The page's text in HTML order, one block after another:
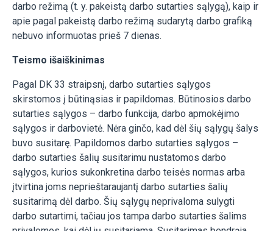
darbo režimą (t. y. pakeistą darbo sutarties sąlygą), kaip ir
apie pagal pakeistą darbo režimą sudarytą darbo grafiką
nebuvo informuotas prieš 7 dienas.
Teismo išaiškinimas
Pagal DK 33 straipsnį, darbo sutarties sąlygos
skirstomos į būtinąsias ir papildomas. Būtinosios darbo
sutarties sąlygos – darbo funkcija, darbo apmokėjimo
sąlygos ir darbovietė. Nėra ginčo, kad dėl šių sąlygų šalys
buvo susitarę. Papildomos darbo sutarties sąlygos –
darbo sutarties šalių susitarimu nustatomos darbo
sąlygos, kurios sukonkretina darbo teisės normas arba
įtvirtina joms neprieštaraujantį darbo sutarties šalių
susitarimą dėl darbo. Šių sąlygų neprivaloma sulygti
darbo sutartimi, tačiau jos tampa darbo sutarties šalims